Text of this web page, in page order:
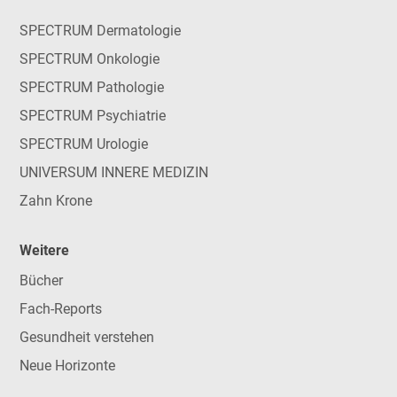
SPECTRUM Dermatologie
SPECTRUM Onkologie
SPECTRUM Pathologie
SPECTRUM Psychiatrie
SPECTRUM Urologie
UNIVERSUM INNERE MEDIZIN
Zahn Krone
Weitere
Bücher
Fach-Reports
Gesundheit verstehen
Neue Horizonte